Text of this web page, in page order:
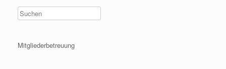
Mitgliederbetreuung